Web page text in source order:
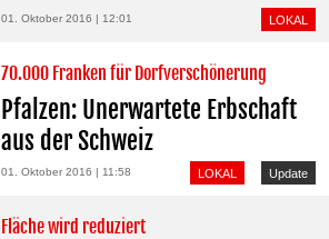
01. Oktober 2016 | 12:01 LOKAL
70.000 Franken für Dorfverschönerung
Pfalzen: Unerwartete Erbschaft
aus der Schweiz
01. Oktober 2016 | 11:58 Update
LOKAL
Fläche wird reduziert